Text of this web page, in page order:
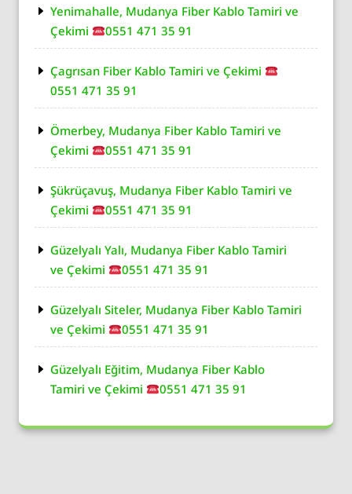
Yenimahalle, Mudanya Fiber Kablo Tamiri ve
Çekimi
0551 471 35 91
Çagrısan Fiber Kablo Tamiri ve Çekimi
0551 471 35 91
Ömerbey, Mudanya Fiber Kablo Tamiri ve
Çekimi
0551 471 35 91
Şükrüçavuş, Mudanya Fiber Kablo Tamiri ve
Çekimi
0551 471 35 91
Güzelyalı Yalı, Mudanya Fiber Kablo Tamiri
ve Çekimi
0551 471 35 91
Güzelyalı Siteler, Mudanya Fiber Kablo Tamiri
ve Çekimi
0551 471 35 91
Güzelyalı Eğitim, Mudanya Fiber Kablo
Tamiri ve Çekimi
0551 471 35 91